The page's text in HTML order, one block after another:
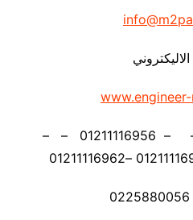
موبايل: 01211116954 – – 01211116956 – –